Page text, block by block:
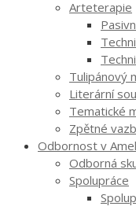
Arteterapie
Tulipánový
Literární
Tematické
Zpětné
Odbornost v
Odborná
Spolupráce